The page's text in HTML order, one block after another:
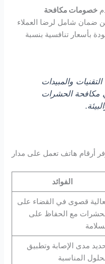
خصومات مكافحة
جزء من ضمان شامل لرضا العملاء
بأسعار تنافسية بنسبة
والمبيدات
مكافحة الحشرات
أرقام هاتف تعمل على مدار
الفوائد
قصوى في القضاء على
مع الحفاظ على
مدى الإصابة وتطبيق
المناسبة